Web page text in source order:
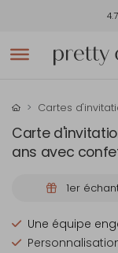
Cartes
Carte
ans avec
1er
Une équipe